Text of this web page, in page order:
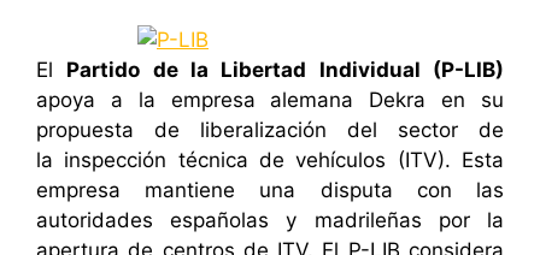
El Partido de la Libertad Individual (P-LIB)
apoya a la empresa alemana Dekra en su
propuesta de liberalización del sector de
la inspección técnica de vehículos (ITV). Esta
empresa mantiene una disputa con las
autoridades españolas y madrileñas por la
apertura de centros de ITV. El P-LIB considera